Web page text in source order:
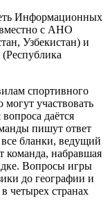
Информационных
с АНО
Узбекистан) и
спортивного
могут участвовать
даётся
пишут ответ
бланки, ведущий
команда, набравшая
Вопросы игры
до географии и
четырех странах